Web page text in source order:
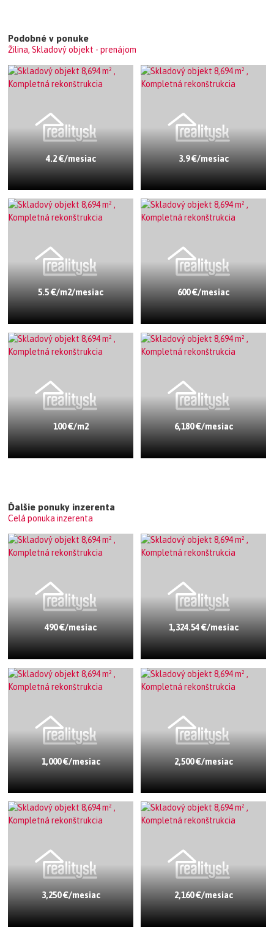
Podobné v ponuke
Žilina, Skladový objekt - prenájom
4.2 €/mesiac 3.9 €/mesiac
5.5 €/m2/mesiac 600 €/mesiac
100 €/m2 6,180 €/mesiac
Ďalšie ponuky inzerenta
Celá ponuka inzerenta
490 €/mesiac 1,324.54 €/mesiac
1,000 €/mesiac 2,500 €/mesiac
3,250 €/mesiac 2,160 €/mesiac